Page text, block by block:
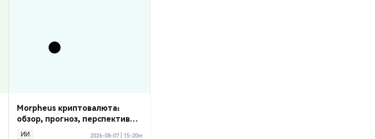
Morpheus криптовалюта:
обзор, прогноз, перспективы
2026
ИИ 2026-08-07 15-20м